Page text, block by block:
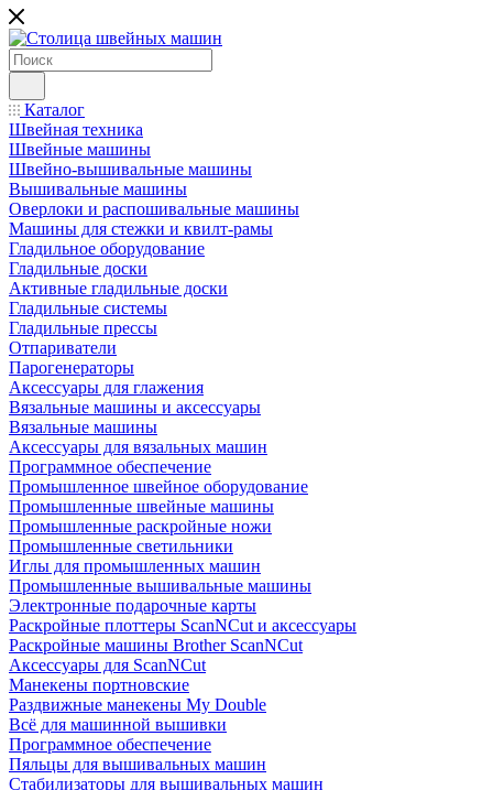
Каталог
Швейная техника
Швейные машины
Швейно-вышивальные машины
Вышивальные машины
Оверлоки и распошивальные машины
Машины для стежки и квилт-рамы
Гладильное оборудование
Гладильные доски
Активные гладильные доски
Гладильные системы
Гладильные прессы
Отпариватели
Парогенераторы
Аксессуары для глажения
Вязальные машины и аксессуары
Вязальные машины
Аксессуары для вязальных машин
Программное обеспечение
Промышленное швейное оборудование
Промышленные швейные машины
Промышленные раскройные ножи
Промышленные светильники
Иглы для промышленных машин
Промышленные вышивальные машины
Электронные подарочные карты
Раскройные плоттеры ScanNCut и аксессуары
Раскройные машины Brother ScanNCut
Аксессуары для ScanNCut
Манекены портновские
Раздвижные манекены My Double
Всё для машинной вышивки
Программное обеспечение
Пяльцы для вышивальных машин
Стабилизаторы для вышивальных машин